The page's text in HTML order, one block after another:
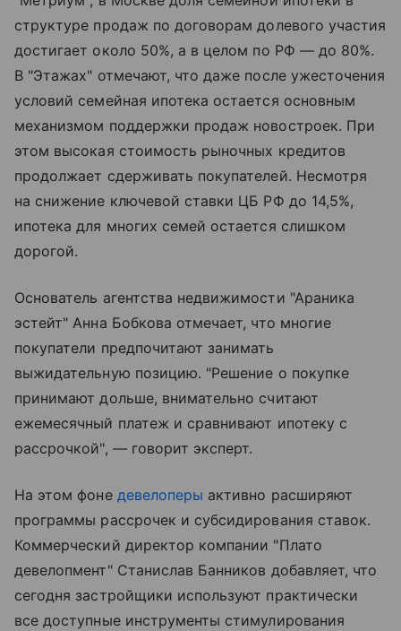
структуре продаж по договорам долевого участия
достигает около 50%, а в целом по РФ — до 80%.
В "Этажах" отмечают, что даже после ужесточения
условий семейная ипотека остается основным
механизмом поддержки продаж новостроек. При
этом высокая стоимость рыночных кредитов
продолжает сдерживать покупателей. Несмотря
на снижение ключевой ставки ЦБ РФ до 14,5%,
ипотека для многих семей остается слишком
дорогой.
Основатель агентства недвижимости "Араника
эстейт" Анна Бобкова отмечает, что многие
покупатели предпочитают занимать
выжидательную позицию. "Решение о покупке
принимают дольше, внимательно считают
ежемесячный платеж и сравнивают ипотеку с
рассрочкой", — говорит эксперт.
На этом фоне девелоперы активно расширяют
программы рассрочек и субсидирования ставок.
Коммерческий директор компании "Плато
девелопмент" Станислав Банников добавляет, что
сегодня застройщики используют практически
все доступные инструменты стимулирования